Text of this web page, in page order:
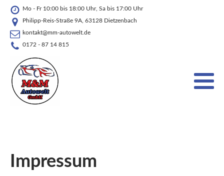
Mo - Fr 10:00 bis 18:00 Uhr, Sa bis 17:00 Uhr
Philipp-Reis-Straße 9A, 63128 Dietzenbach
kontakt@mm-autowelt.de
0172 - 87 14 815
Impressum